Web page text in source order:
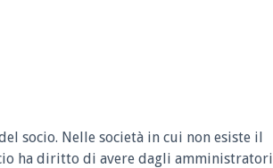
socio. Nelle società in cui non esiste il
ha diritto di avere dagli amministratori